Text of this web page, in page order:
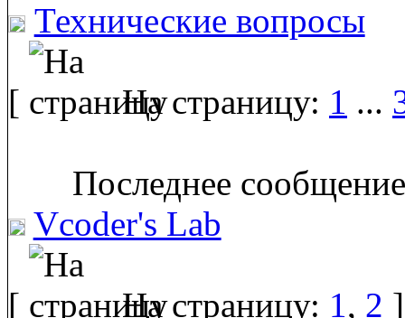
Технические вопросы
[ На страницу: 1 ...
Последнее
Vcoder's Lab
[ На страницу: 1, 2 ]